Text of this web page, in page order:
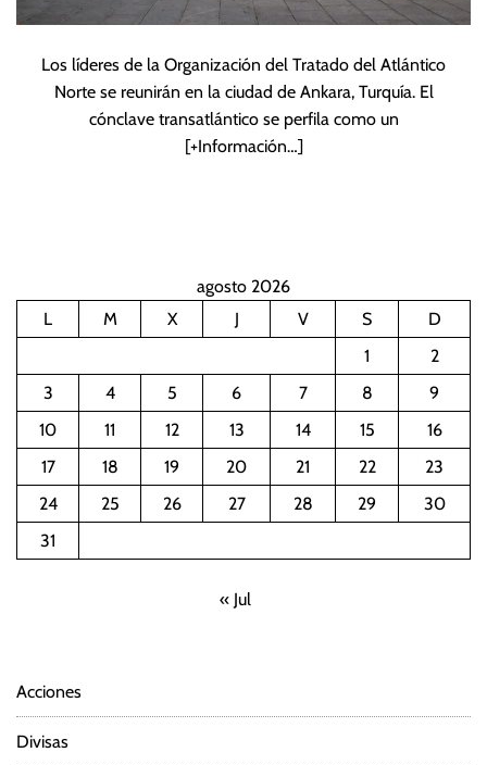
Los líderes de la Organización del Tratado del Atlántico
Norte se reunirán en la ciudad de Ankara, Turquía. El
cónclave transatlántico se perfila como un
[+Información…]
agosto 2026
L
M X J V S
D
1
2
3
4 5 6 7 8
9
10
11 12 13 14 15
16
17
18 19 20 21 22
23
24
25 26 27 28 29
30
31
« Jul
Acciones
Divisas